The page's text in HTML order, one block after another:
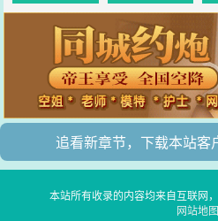
追看新章节，下载本站客
本站所有收录的内容均来自互联网
网站地图